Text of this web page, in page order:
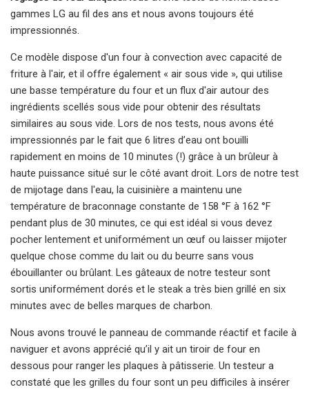
gammes LG au fil des ans et nous avons toujours été
impressionnés.
Ce modèle dispose d'un four à convection avec capacité de
friture à l'air, et il offre également « air sous vide », qui utilise
une basse température du four et un flux d'air autour des
ingrédients scellés sous vide pour obtenir des résultats
similaires au sous vide. Lors de nos tests, nous avons été
impressionnés par le fait que 6 litres d’eau ont bouilli
rapidement en moins de 10 minutes (!) grâce à un brûleur à
haute puissance situé sur le côté avant droit. Lors de notre test
de mijotage dans l'eau, la cuisinière a maintenu une
température de braconnage constante de 158 °F à 162 °F
pendant plus de 30 minutes, ce qui est idéal si vous devez
pocher lentement et uniformément un œuf ou laisser mijoter
quelque chose comme du lait ou du beurre sans vous
ébouillanter ou brûlant. Les gâteaux de notre testeur sont
sortis uniformément dorés et le steak a très bien grillé en six
minutes avec de belles marques de charbon.
Nous avons trouvé le panneau de commande réactif et facile à
naviguer et avons apprécié qu’il y ait un tiroir de four en
dessous pour ranger les plaques à pâtisserie. Un testeur a
constaté que les grilles du four sont un peu difficiles à insérer